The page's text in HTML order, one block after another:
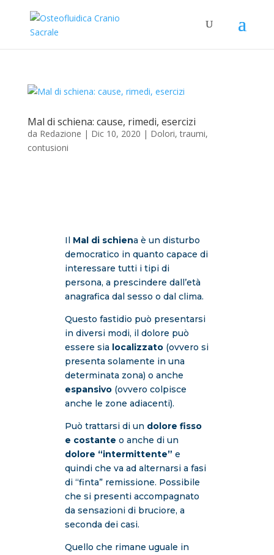
Mal di schiena: cause, rimedi, esercizi
da Redazione | Dic 10, 2020 | Dolori, traumi,
contusioni
Il Mal di schiena è un disturbo
democratico in quanto capace di
interessare tutti i tipi di
persona, a prescindere dall’età
anagrafica dal sesso o dal clima.
Questo fastidio può presentarsi
in diversi modi, il dolore può
essere sia localizzato(ovvero si
presenta solamente in una
determinata zona) o anche
espansivo(ovvero colpisce
anche le zone adiacenti).
Può trattarsi di un dolore fisso
e costante o anche di un
dolore “intermittente” e
quindi che va ad alternarsi a fasi
di “finta” remissione. Possibile
che si presenti accompagnato
da sensazioni di bruciore, a
seconda dei casi.
Quello che rimane uguale in